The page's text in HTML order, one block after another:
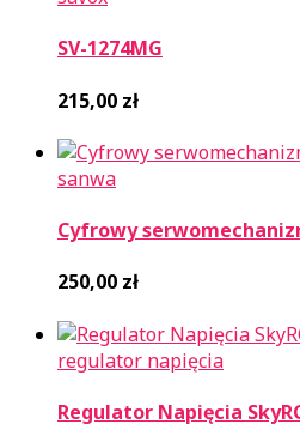
SV-1274MG
215,00 zł
sanwa
Cyfrowy
250,00 zł
regulator napięcia
Regulator Napięcia